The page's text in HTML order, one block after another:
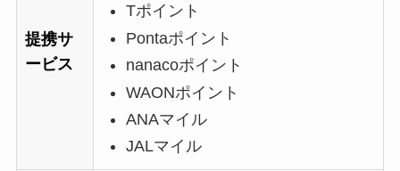
提携サ
ービス
Tポイント
Pontaポイント
nanacoポイント
WAONポイント
ANAマイル
JALマイル